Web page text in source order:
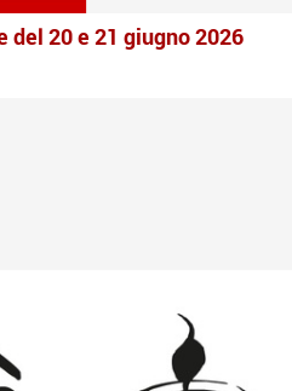
20 e 21 giugno 2026